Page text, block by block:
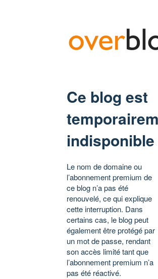
Ce blog est
indisponible
Le nom de domaine ou
l’abonnement premium de
ce blog n’a pas été
renouvelé, ce qui explique
cette interruption. Dans
certains cas, le blog peut
également être protégé par
un mot de passe, rendant
son accès limité tant que
l’abonnement premium n’a
pas été réactivé.